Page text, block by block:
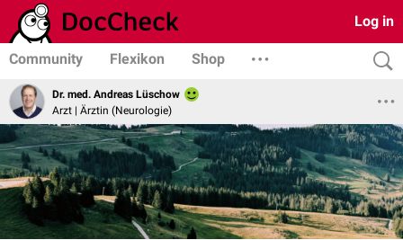
Log in
Community Flexikon Shop
Dr. med. Andreas Lüschow
Arzt | Ärztin (Neurologie)